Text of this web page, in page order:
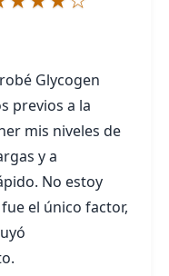
Glycogen
previos a la
mis niveles de
y a
No estoy
el único factor,